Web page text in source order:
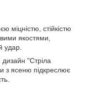
міцністю, стійкістю
якостями,
удар.
"Стріла
з ясеню підкреслює